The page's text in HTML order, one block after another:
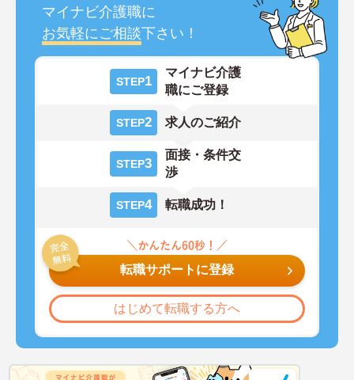
マイナビ介護職に
お気軽にご相談下さい！
STEP1
マイナビ介護
職にご登録
STEP2 求人のご紹介
STEP3
面接・条件交
渉
STEP4 転職成功！
転職サポートに登録
はじめて転職する方へ